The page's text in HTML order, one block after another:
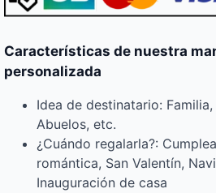
Características de nuestra
personalizada
Idea de destinatario:
Abuelos, etc.
¿Cuándo regalarla?:
romántica, San Valentín,
Inauguración de casa